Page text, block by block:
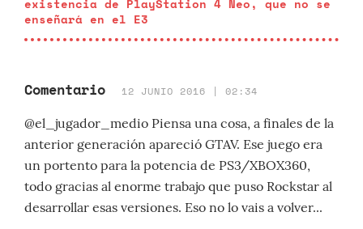
existencia de PlayStation 4 Neo, que no se
enseñará en el E3
Comentario 12 JUNIO 2016 | 02:34
@el_jugador_medio Piensa una cosa, a finales de la
anterior generación apareció GTAV. Ese juego era
un portento para la potencia de PS3/XBOX360,
todo gracias al enorme trabajo que puso Rockstar al
desarrollar esas versiones. Eso no lo vais a volver...